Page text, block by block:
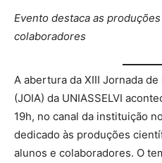
Evento destaca as
colaboradores
A abertura da XIII Jornada
(JOIA) da UNIASSELVI
19h, no canal da instituição
dedicado às produções
alunos e colaboradores. O